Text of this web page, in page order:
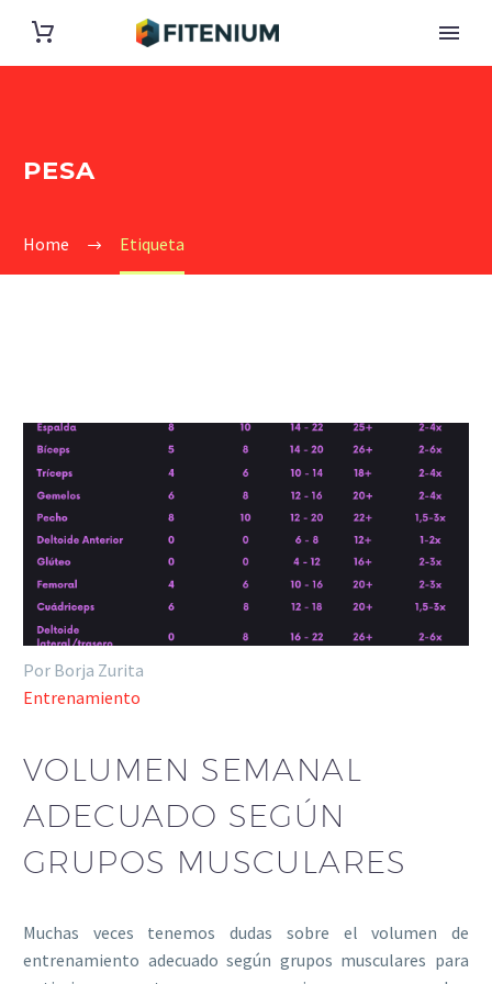
PESA
Home Etiqueta
Por Borja Zurita
Entrenamiento
VOLUMEN SEMANAL
ADECUADO SEGÚN
GRUPOS MUSCULARES
Muchas veces tenemos dudas sobre el volumen de
entrenamiento adecuado según grupos musculares para